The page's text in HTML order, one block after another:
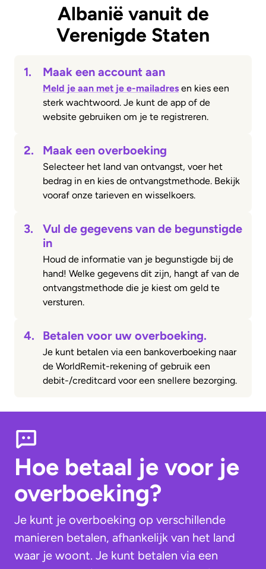
Albanië vanuit de
Verenigde Staten
1. Maak een account aan
Meld je aan met je e-mailadres en kies een
sterk wachtwoord. Je kunt de app of de
website gebruiken om je te registreren.
2. Maak een overboeking
Selecteer het land van ontvangst, voer het
bedrag in en kies de ontvangstmethode. Bekijk
vooraf onze tarieven en wisselkoers.
3.
Vul de gegevens van de begunstigde
in
Houd de informatie van je begunstigde bij de
hand! Welke gegevens dit zijn, hangt af van de
ontvangstmethode die je kiest om geld te
versturen.
4. Betalen voor uw overboeking.
Je kunt betalen via een bankoverboeking naar
de WorldRemit-rekening of gebruik een
debit-/creditcard voor een snellere bezorging.
Hoe betaal je voor je
overboeking?
Je kunt je overboeking op verschillende
manieren betalen, afhankelijk van het land
waar je woont. Je kunt betalen via een